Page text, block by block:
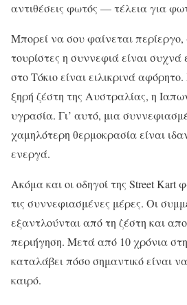
αντιθέσεις φωτός — τέλεια για
Μπορεί να σου φαίνεται περίεργο,
τουρίστες η συννεφιά είναι συχνά
στο Τόκιο είναι ειλικρινά
ξηρή ζέστη της Αυστραλίας, η
υγρασία. Γι’ αυτό, μια
χαμηλότερη θερμοκρασία είναι
ενεργά.
Ακόμα και οι οδηγοί της Street Kart
τις συννεφιασμένες μέρες. Οι
εξαντλούνται από τη ζέστη και
περιήγηση. Μετά από 10 χρόνια
καταλάβει πόσο σημαντικό είναι
καιρό.